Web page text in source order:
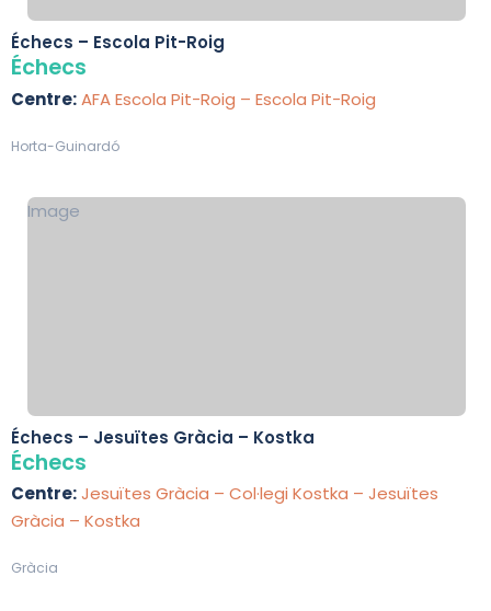
Échecs – Escola Pit-Roig
Échecs
Centre:AFA Escola Pit-Roig – Escola Pit-Roig
Horta-Guinardó
Image
Échecs – Jesuïtes Gràcia – Kostka
Échecs
Centre:Jesuïtes Gràcia – Col·legi Kostka – Jesuïtes
Gràcia – Kostka
Gràcia